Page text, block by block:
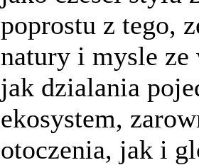
poprostu z tego,
natury i mysle ze
jak dzialania
ekosystem,
otoczenia, jak i